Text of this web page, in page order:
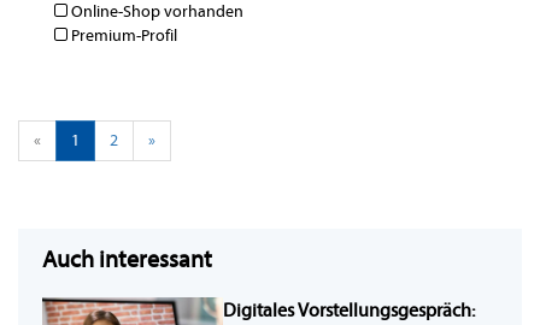
Online-Shop vorhanden
Premium-Profil
« 1 2 »
Auch interessant
Digitales Vorstellungsgespräch: